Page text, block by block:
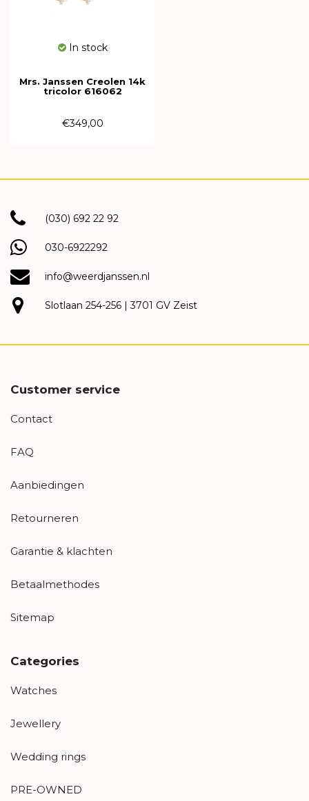
In stock
Mrs. Janssen Creolen 14k
tricolor 616062
€349,00
(030) 692 22 92
030-6922292
info@weerdjanssen.nl
Slotlaan 254-256 | 3701 GV Zeist
Customer service
Contact
FAQ
Aanbiedingen
Retourneren
Garantie & klachten
Betaalmethodes
Sitemap
Categories
Watches
Jewellery
Wedding rings
PRE-OWNED